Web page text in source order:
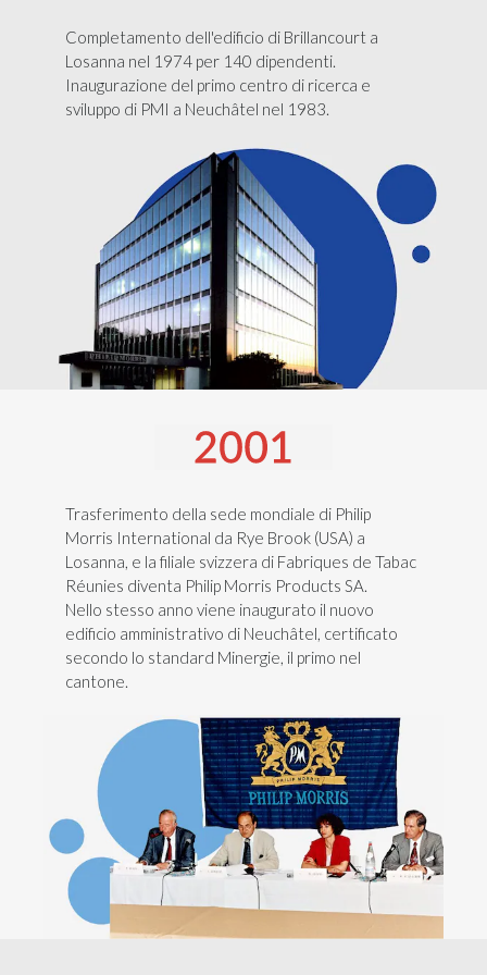
Completamento dell'edificio di Brillancourt a
Losanna nel 1974 per 140 dipendenti.
Inaugurazione del primo centro di ricerca e
sviluppo di PMI a Neuchâtel nel 1983.
Trasferimento della sede mondiale di Philip
Morris International da Rye Brook (USA) a
Losanna, e la filiale svizzera di Fabriques de Tabac
Réunies diventa Philip Morris Products SA.
Nello stesso anno viene inaugurato il nuovo
edificio amministrativo di Neuchâtel, certificato
secondo lo standard Minergie, il primo nel
cantone.